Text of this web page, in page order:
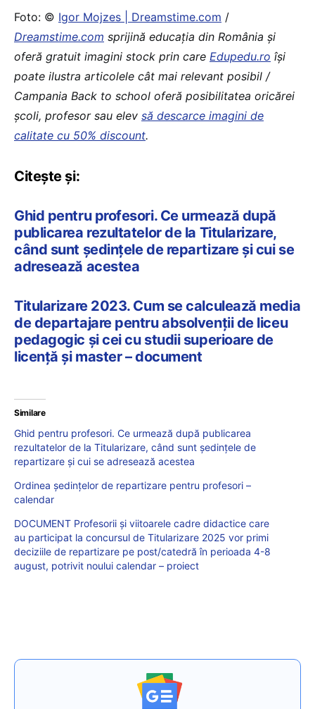
Foto: © Igor Mojzes | Dreamstime.com /
Dreamstime.com sprijină educaţia din România şi
oferă gratuit imagini stock prin care Edupedu.ro îşi
poate ilustra articolele cât mai relevant posibil /
Campania Back to school oferă posibilitatea oricărei
școli, profesor sau elev să descarce imagini de
calitate cu 50% discount.
Citește și:
Ghid pentru profesori. Ce urmează după
publicarea rezultatelor de la Titularizare,
când sunt ședințele de repartizare și cui se
adresează acestea
Titularizare 2023. Cum se calculează media
de departajare pentru absolvenții de liceu
pedagogic și cei cu studii superioare de
licență și master – document
Similare
Ghid pentru profesori. Ce urmează după publicarea
rezultatelor de la Titularizare, când sunt ședințele de
repartizare și cui se adresează acestea
Ordinea ședințelor de repartizare pentru profesori –
calendar
DOCUMENT Profesorii și viitoarele cadre didactice care
au participat la concursul de Titularizare 2025 vor primi
deciziile de repartizare pe post/catedră în perioada 4-8
august, potrivit noului calendar – proiect